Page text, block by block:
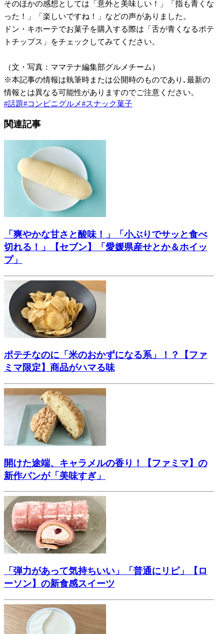
そのほかの感想としては「意外と美味しい！」「指も青くな
った！」「楽しいですね！」などの声がありました。
ドン・キホーテでお菓子を購入する際は「舌が青くなるポテ
トチップス」をチェックしてみてください。
（文・写真：ママテナ編集部グルメチーム）
※本記事の情報は執筆時または公開時のものであり､最新の
情報とは異なる可能性がありますのでご注意ください。
#話題#コンビニグルメ#スナック菓子
関連記事
「爽やかな甘さと酸味！」「小ぶりでサッと食べ
切れる！」【セブン】「愛媛県産せとか＆ホイッ
プ」
ポテチなのに「米のおかずになる系」！？【ファ
ミマ限定】商品がハマる味
開けた途端、キャラメルの香り！【ファミマ】の
新作パンが「美味すぎ」
「弾力があって気持ちいい」「普通にリピ」【ロ
ーソン】の新食感スイーツ